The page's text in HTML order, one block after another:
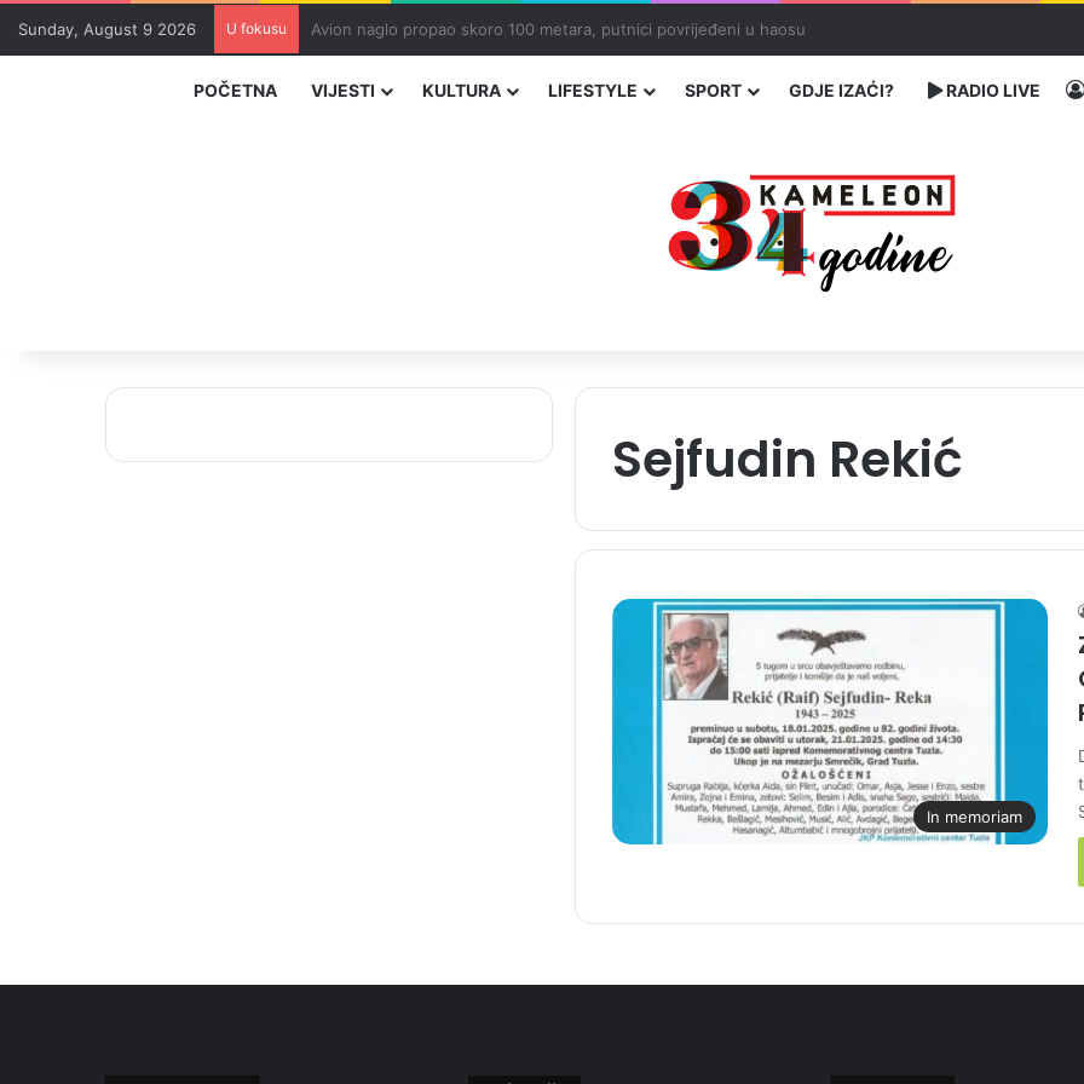
Sunday, August 9 2026 U fokusu Zvizdić, Magazinović i Kojović traže poseban status za Memorijalni centar Srebrenica
POČETNA VIJESTI KULTURA LIFESTYLE SPORT GDJE IZAĆI? RADIO LIVE
Sejfudin Rekić
In memoriam